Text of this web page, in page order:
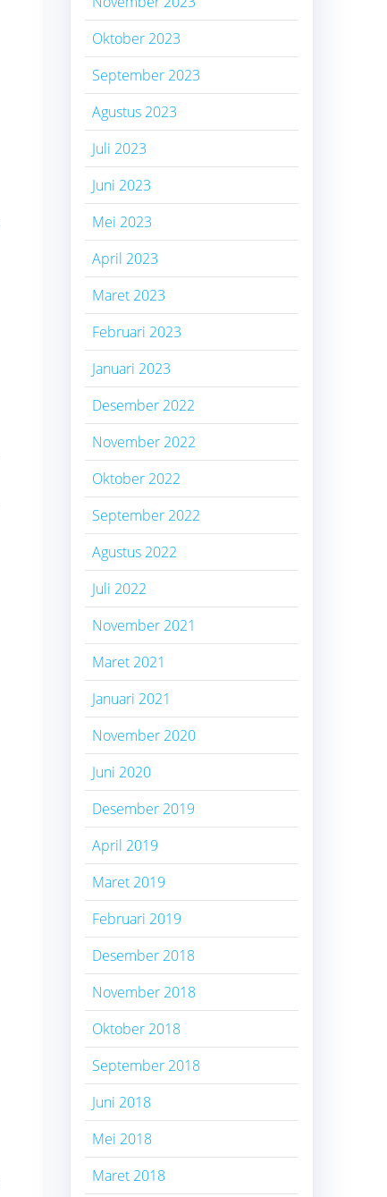
Oktober 2023
September 2023
Agustus 2023
Juli 2023
Juni 2023
Mei 2023
April 2023
Maret 2023
Februari 2023
Januari 2023
Desember 2022
November 2022
Oktober 2022
September 2022
Agustus 2022
Juli 2022
November 2021
Maret 2021
Januari 2021
November 2020
Juni 2020
Desember 2019
April 2019
Maret 2019
Februari 2019
Desember 2018
November 2018
Oktober 2018
September 2018
Juni 2018
Mei 2018
Maret 2018